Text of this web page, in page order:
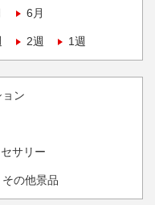
6月
2週 1週
ン
サリー
その他景品